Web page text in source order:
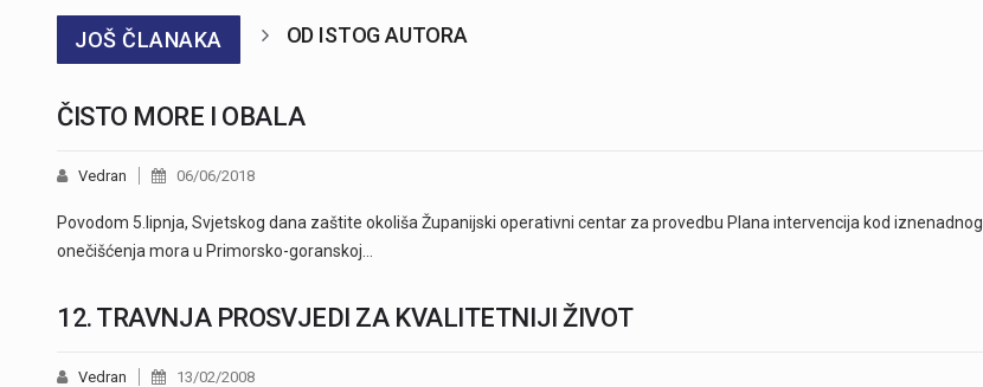
JOŠ ČLANAKA OD ISTOG AUTORA
ČISTO MORE I OBALA
Vedran 06/06/2018
Povodom 5.lipnja, Svjetskog dana zaštite okoliša Županijski operativni centar za provedbu Plana intervencija kod iznenadnog
onečišćenja mora u Primorsko-goranskoj…
12. TRAVNJA PROSVJEDI ZA KVALITETNIJI ŽIVOT
Vedran 13/02/2008